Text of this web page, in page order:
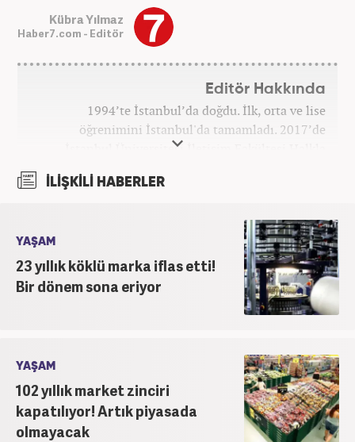
Kübra Yılmaz
Haber7.com - Editör
Editör Hakkında
1994’te İstanbul’da doğdu. İlk, orta ve lise
öğrenimini İstanbul'da tamamladı. 2017’de
İstanbul Üniversitesi İletişim Fakültesi Halkla
2017’den beri Kanal7 Medya Grubu’na bağlı
etmektedir.
İLİŞKİLİ HABERLER
YAŞAM
23 yıllık köklü marka iflas etti!
Bir dönem sona eriyor
YAŞAM
102 yıllık market zinciri
kapatılıyor! Artık piyasada
olmayacak